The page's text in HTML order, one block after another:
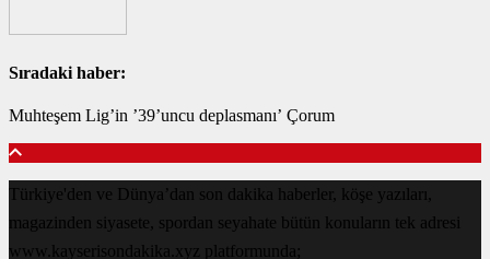
Sıradaki haber:
Muhteşem Lig’in ’39’uncu deplasmanı’ Çorum
Türkiye'den ve Dünya’dan son dakika haberler, köşe yazıları,
magazinden siyasete, spordan seyahate bütün konuların tek adresi
www.kayserisondakika.xyz platformunda;